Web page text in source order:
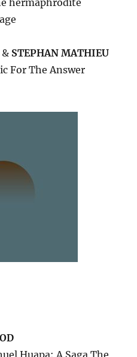
hermaphrodite
& STEPHAN MATHIEU
For The Answer